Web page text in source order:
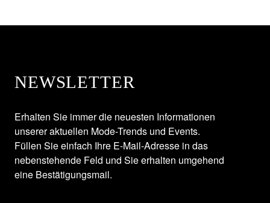
NEWSLETTER
Erhalten Sie immer die neuesten Informationen
unserer aktuellen Mode-Trends und Events.
Füllen Sie einfach Ihre E-Mail-Adresse in das
nebenstehende Feld und Sie erhalten umgehend
eine Bestätigungsmail.